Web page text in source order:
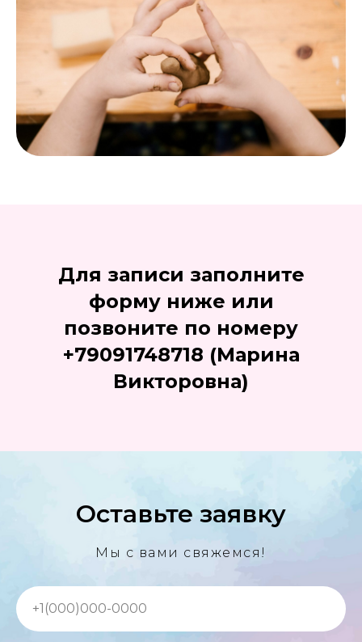
Для записи заполните
форму ниже или
позвоните по номеру
+79091748718 (Марина
Викторовна)
Оставьте заявку
Мы с вами свяжемся!
+1(000)000-0000